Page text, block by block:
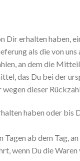
Dir erhalten haben,
als die von
an dem die
das Du bei der
dieser
haben oder bis
ab dem Tag,
wenn Du die